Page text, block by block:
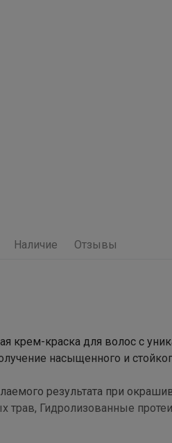
Наличие Отзывы
крем-краска для волос с
насыщенного и
результата при
трав, Гидролизованные